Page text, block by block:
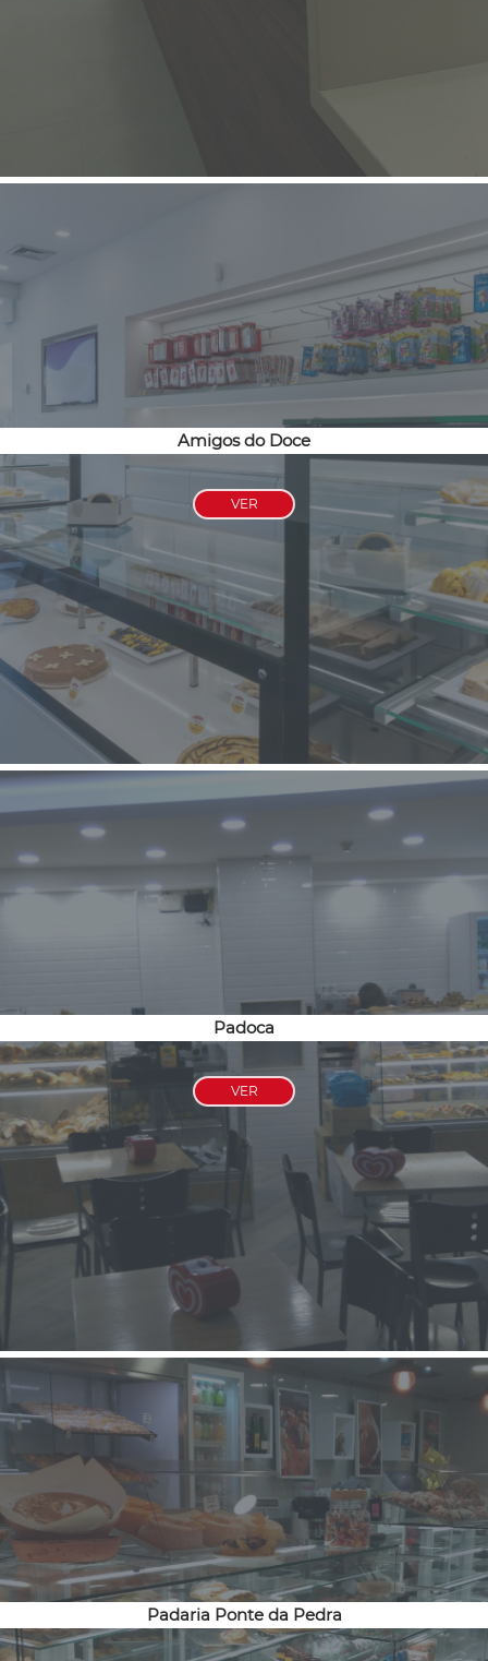
Amigos do Doce
VER
Padoca
VER
Padaria Ponte da Pedra